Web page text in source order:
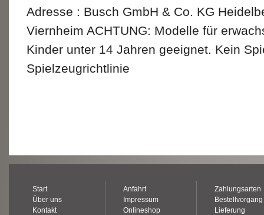
Adresse : Busch GmbH & Co. KG
Viernheim ACHTUNG: Modelle für
Kinder unter 14 Jahren geeignet. Kein
Spielzeugrichtlinie
Start
Über uns
Kontakt
Anfahrt
Impressum
Onlineshop
Zahlungsarten
Bestellvorgang
Lieferung